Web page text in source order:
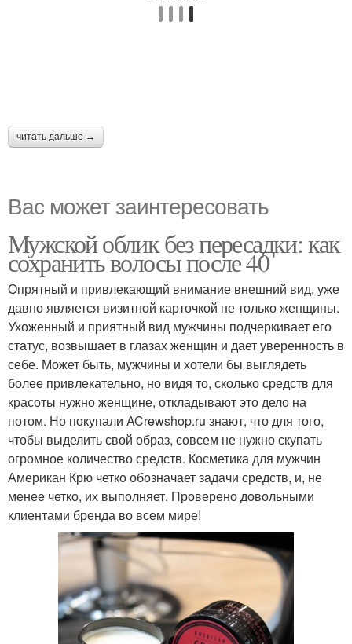
читать дальше →
Вас может заинтересовать
Мужской облик без пересадки: как
сохранить волосы после 40
Опрятный и привлекающий внимание внешний вид, уже
давно является визитной карточкой не только женщины.
Ухоженный и приятный вид мужчины подчеркивает его
статус, возвышает в глазах женщин и дает уверенность в
себе. Может быть, мужчины и хотели бы выглядеть
более привлекательно, но видя то, сколько средств для
красоты нужно женщине, откладывают это дело на
потом. Но покупали ACrewshop.ru знают, что для того,
чтобы выделить свой образ, совсем не нужно скупать
огромное количество средств. Косметика для мужчин
Американ Крю четко обозначает задачи средств, и, не
менее четко, их выполняет. Проверено довольными
клиентами бренда во всем мире!